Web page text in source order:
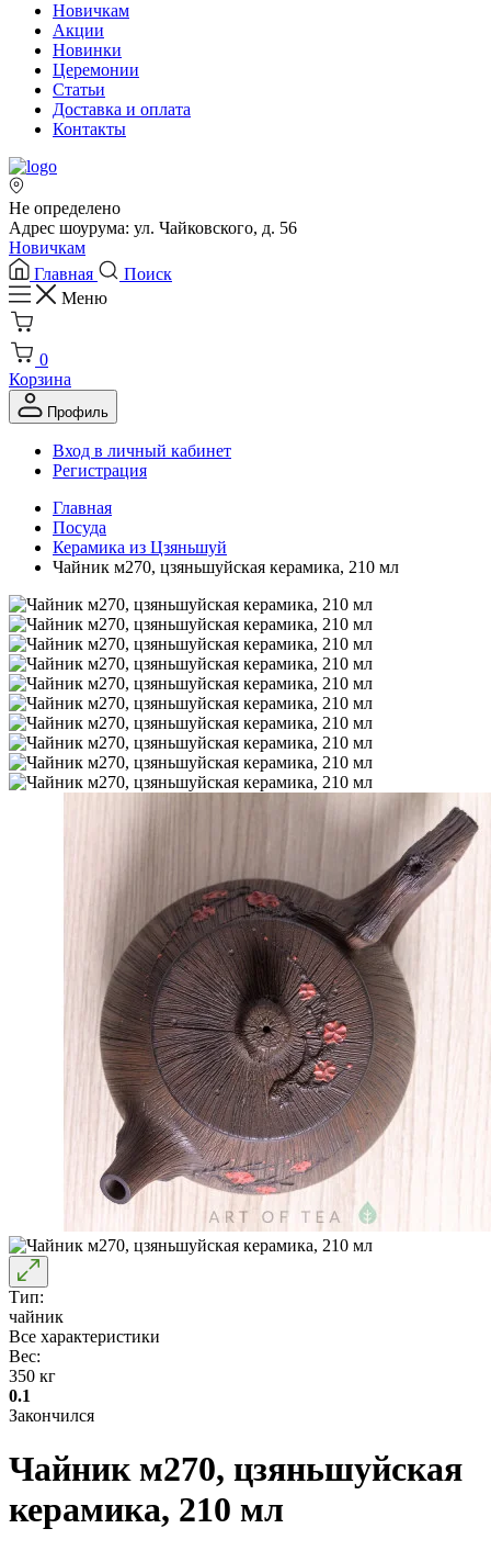
Новичкам
Акции
Новинки
Церемонии
Статьи
Доставка и оплата
Контакты
Не определено
Адрес шоурума: ул. Чайковского, д. 56
Новичкам
Главная
Поиск
Меню
0
Корзина
Профиль
Вход в личный кабинет
Регистрация
Главная
Посуда
Керамика из Цзяньшуй
Чайник м270, цзяньшуйская керамика, 210 мл
Тип:
чайник
Все характеристики
Вес:
350 кг
0.1
Закончился
Чайник м270, цзяньшуйская
керамика, 210 мл